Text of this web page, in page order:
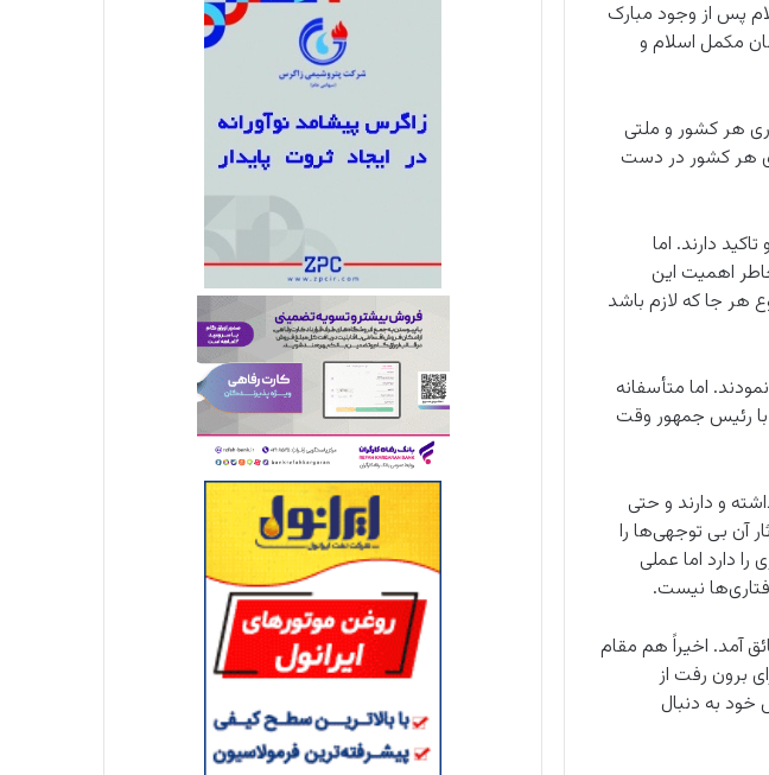
پس از وجود مبارک
مکمل اسلام و
هر کشور و ملتی
هر کشور در دست
دارند. اما
اهمیت این
هر جا که لازم باشد
اما متأسفانه
رئیس جمهور وقت
و دارند و حتی
آن بی توجهی‌ها را
دارد اما عملی
نیست.
آمد. اخیراً هم مقام
برون رفت از
به دنبال